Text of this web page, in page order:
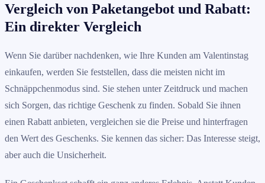
Vergleich von Paketangebot und Rabatt:
Ein direkter Vergleich
Wenn Sie darüber nachdenken, wie Ihre Kunden am Valentinstag
einkaufen, werden Sie feststellen, dass die meisten nicht im
Schnäppchenmodus sind. Sie stehen unter Zeitdruck und machen
sich Sorgen, das richtige Geschenk zu finden. Sobald Sie ihnen
einen Rabatt anbieten, vergleichen sie die Preise und hinterfragen
den Wert des Geschenks. Sie kennen das sicher: Das Interesse steigt,
aber auch die Unsicherheit.